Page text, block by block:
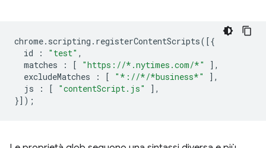
chrome. scripting . registerContentScripts([{
id
: "test" ,
matches
: [ "https://*.nytimes.com/*"
],
excludeMatches
: [ "*://*/*business*"
],
js
: [ "contentScript.js"
],
}]);